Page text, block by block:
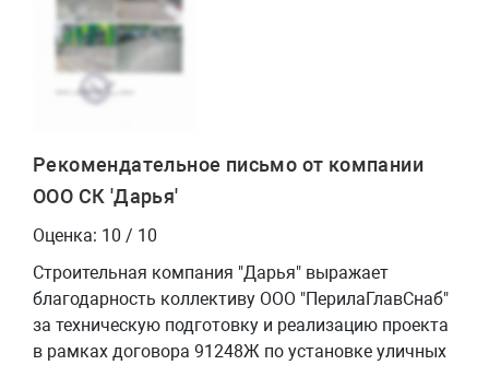
Рекомендательное письмо от компании
ООО СК 'Дарья'
Оценка: 10 / 10
Строительная компания "Дарья" выражает
благодарность коллективу ООО "ПерилаГлавСнаб"
за техническую подготовку и реализацию проекта
в рамках договора 91248Ж по установке уличных